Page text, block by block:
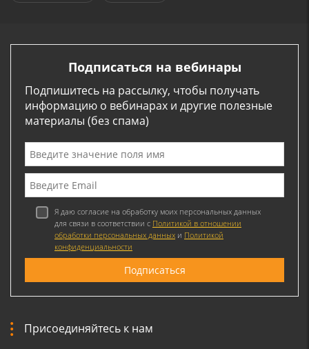
Подписаться на вебинары
Подпишитесь на рассылку, чтобы получать
информацию о вебинарах и другие полезные
материалы (без спама)
Я даю согласие на обработку моих персональных данных
для связи в соответствии с Политикой в отношении
обработки персональных данных и Политикой
конфиденциальности
Присоединяйтесь к нам